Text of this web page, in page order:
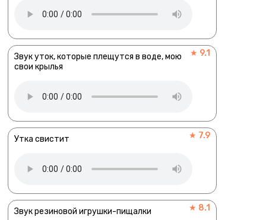
Звук уток, которые плещутся в воде, мою
свои крылья
★ 9.1
Утка свистит ★ 7.9
Звук резиновой игрушки-пищалки ★ 8.1